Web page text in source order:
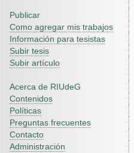
Publicar
Como agregar mis trabajos
Información para tesistas
Subir tesis
Subir artículo
Acerca de RIUdeG
Contenidos
Políticas
Preguntas frecuentes
Contacto
Administración